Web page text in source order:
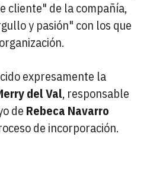
cliente" de la compañía,
y pasión" con los que
expresamente la
del Val, responsable
de Rebeca Navarro
de incorporación.